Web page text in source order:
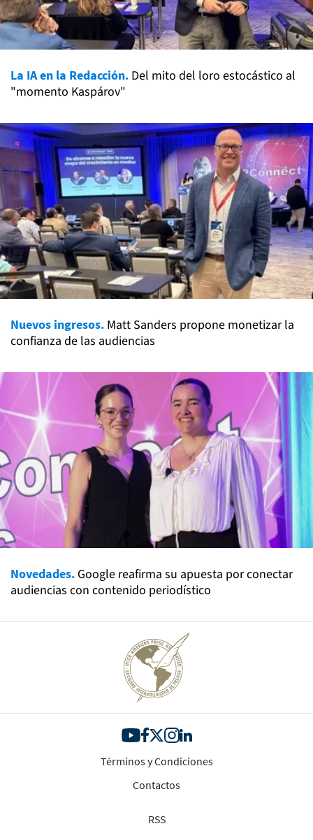
La IA en la Redacción. Del mito del loro estocástico al
"momento Kaspárov"
Nuevos ingresos. Matt Sanders propone monetizar la
confianza de las audiencias
Novedades. Google reafirma su apuesta por conectar
audiencias con contenido periodístico
Términos y Condiciones
Contactos
RSS